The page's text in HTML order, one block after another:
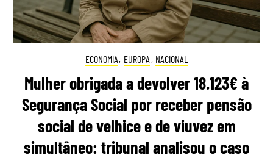
ECONOMIA, EUROPA , NACIONAL
Mulher obrigada a devolver 18.123€ à
Segurança Social por receber pensão
social de velhice e de viuvez em
simultâneo: tribunal analisou o caso